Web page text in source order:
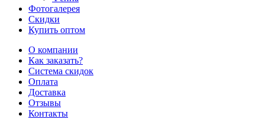
Фотогалерея
Скидки
Купить оптом
О компании
Как заказать?
Система скидок
Оплата
Доставка
Отзывы
Контакты